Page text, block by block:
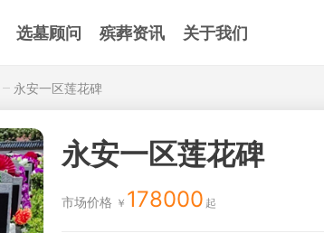
选墓顾问 殡葬资讯 关于我们
永安一区莲花碑
永安一区莲花碑
市场价格 178000